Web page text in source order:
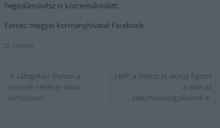
hegedűművész is közreműködött.
Forrás: megyei kormányhivatal Facebook
Szolnok
Bejegyzés
navigáció
Látogatási tilalom a
szolnoki Hetényi Géza
kórházban
LMP: a Fidesz el akarja fojtani
a vitát az
akkumulátorgyárakról